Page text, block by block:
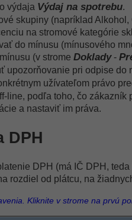
výdaja Výdaj na spotrebu.
skupiny (napríklad Alkohol,
na stromové kategórie
do mínusu (mínusového
(v strome Doklady-
upozorňovanie pri odpise do
užívateľom právo
line, podľa toho, čo zákazník
a nastaviť im práva.
DPH
DPH (má IČ DPH,
rozdiel od plátcu, na
Kliknite v strome na prvú